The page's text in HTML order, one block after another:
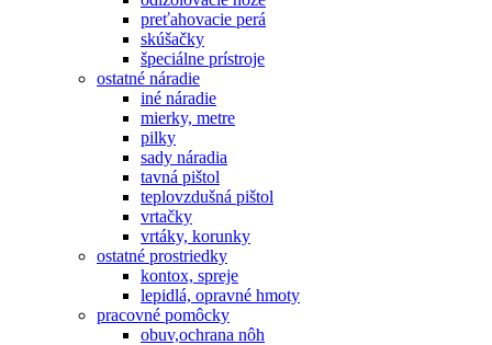
preťahovacie perá
skúšačky
špeciálne prístroje
ostatné náradie
iné náradie
mierky, metre
pilky
sady náradia
tavná pištol
teplovzdušná pištol
vrtačky
vrtáky, korunky
ostatné prostriedky
kontox, spreje
lepidlá, opravné hmoty
pracovné pomôcky
obuv,ochrana nôh